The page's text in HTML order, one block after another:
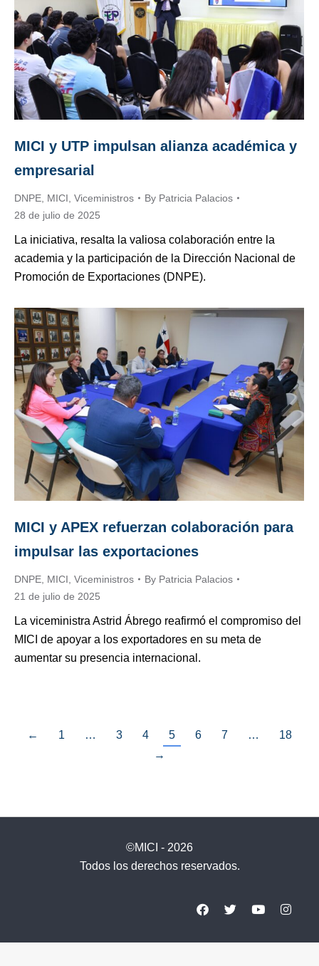
MICI y UTP impulsan alianza académica y
empresarial
DNPE, MICI, Viceministros By Patricia Palacios
28 de julio de 2025
La iniciativa, resalta la valiosa colaboración entre la
academia y la participación de la Dirección Nacional de
Promoción de Exportaciones (DNPE).
MICI y APEX refuerzan colaboración para
impulsar las exportaciones
DNPE MICI Viceministros By Patricia Palacios
21 de julio de 2025
La viceministra Astrid Ábrego reafirmó el compromiso del
MICI de apoyar a los exportadores en su meta de
aumentar su presencia internacional.
← 1 … 3 4 5 6 7 …
18
→
©MICI - 2026
Todos los derechos reservados.